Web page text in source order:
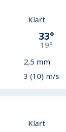
Klart
33°
19°
2,5 mm
3 (10) m/s
Klart